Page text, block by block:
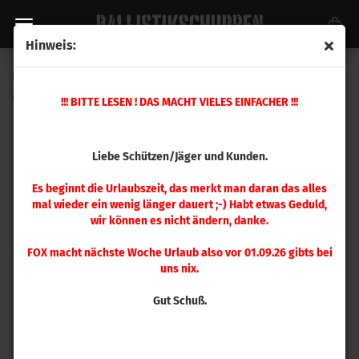
Hinweis:
!!! BITTE LESEN ! DAS MACHT VIELES EINFACHER !!!
Liebe Schützen/Jäger und Kunden.
Es beginnt die Urlaubszeit, das merkt man daran das alles
mal wieder ein wenig länger dauert ;-) Habt etwas Geduld,
wir können es nicht ändern, danke.
FOX macht nächste Woche Urlaub also vor 01.09.26 gibts bei
uns nix.
Gut Schuß.
544460)